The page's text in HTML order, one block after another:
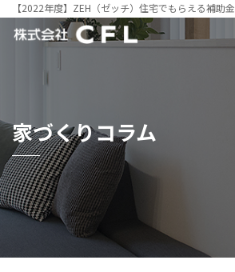
【2022年度】ZEH（ゼッチ）住宅でもらえる補助金
家づくりコラム